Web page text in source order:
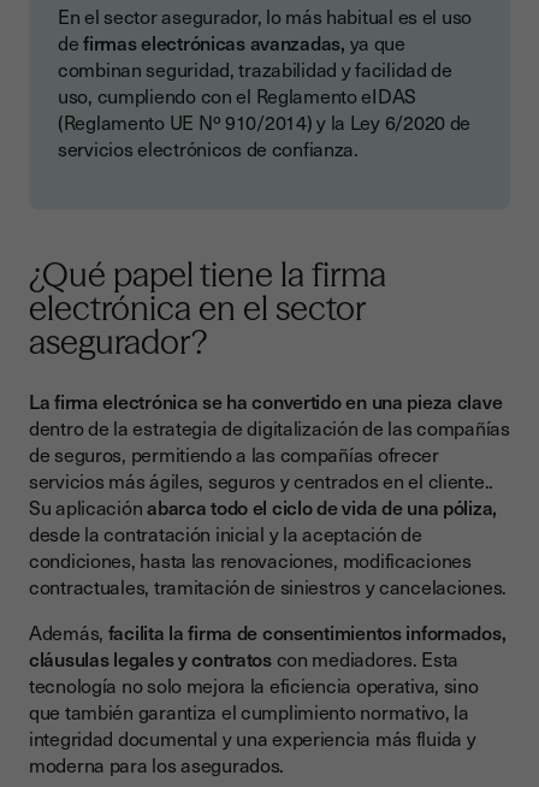
En el sector asegurador, lo más habitual es el uso
defirmas electrónicas avanzadas, ya que
combinan seguridad, trazabilidad y facilidad de
uso, cumpliendo con el Reglamento eIDAS
(Reglamento UE Nº 910/2014) y la Ley 6/2020 de
servicios electrónicos de confianza.
¿Qué papel tiene la firma
electrónica en el sector
asegurador?
La firma electrónica se ha convertido en una pieza clave
dentro de la estrategia de digitalización de las compañías
de seguros, permitiendo a las compañías ofrecer
servicios más ágiles, seguros y centrados en el cliente..
Su aplicaciónabarca todo el ciclo de vida de una póliza,
desde la contratación inicial y la aceptación de
condiciones, hasta las renovaciones, modificaciones
contractuales, tramitación de siniestros y cancelaciones.
Además, facilita la firma de consentimientos informados,
cláusulas legales y contratoscon mediadores. Esta
tecnología no solo mejora la eficiencia operativa, sino
que también garantiza el cumplimiento normativo, la
integridad documental y una experiencia más fluida y
moderna para los asegurados.